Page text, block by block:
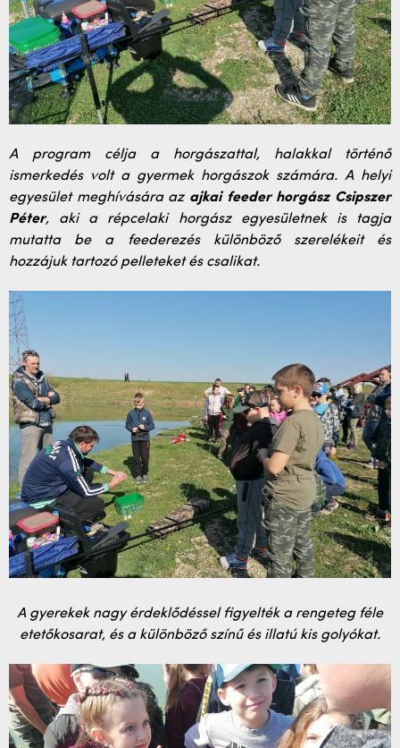
A program célja a horgászattal, halakkal történő
ismerkedés volt a gyermek horgászok számára. A helyi
egyesület meghívására az ajkai feeder horgász Csipszer
Péter, aki a répcelaki horgász egyesületnek is tagja
mutatta be a feederezés különböző szerelékeit és
hozzájuk tartozó pelleteket és csalikat.
A gyerekek nagy érdeklődéssel figyelték a rengeteg féle
etetőkosarat, és a különböző színű és illatú kis golyókat.